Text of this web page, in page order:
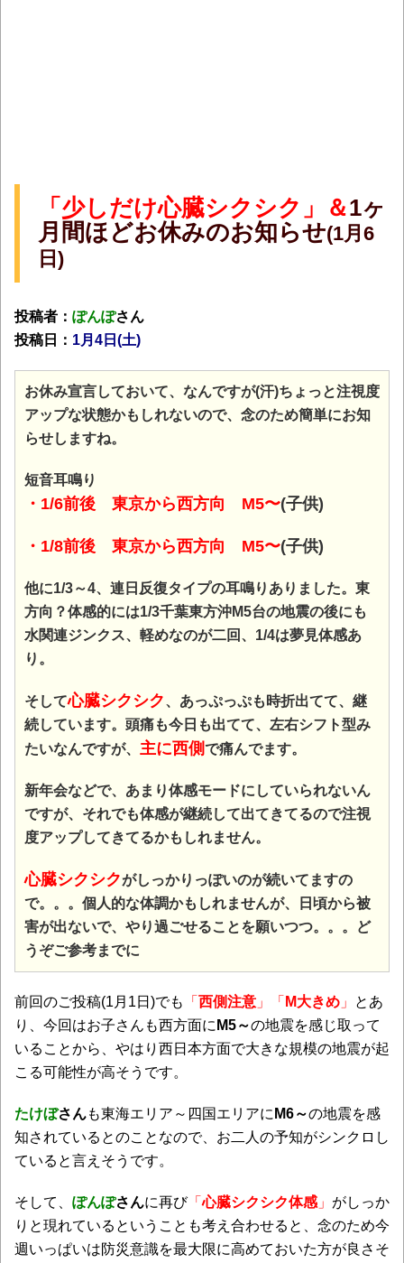
「少しだけ心臓シクシク」＆1ヶ
月間ほどお休みのお知らせ(1月6
日)
投稿者： ぽんぽさん
投稿日： 1月4日(土)
お休み宣言しておいて、なんですが(汗)ちょっと注視度
アップな状態かもしれないので、念のため簡単にお知
らせしますね。
短音耳鳴り
・1/6前後 東京から西方向 M5〜(子供)
・1/8前後 東京から西方向 M5〜(子供)
他に1/3～4、連日反復タイプの耳鳴りありました。東
方向？体感的には1/3千葉東方沖M5台の地震の後にも
水関連ジンクス、軽めなのが二回、1/4は夢見体感あ
り。
そして心臓シクシク、あっぷっぷも時折出てて、継
続しています。頭痛も今日も出てて、左右シフト型み
たいなんですが、 主に西側で痛んでます。
新年会などで、あまり体感モードにしていられないん
ですが、それでも体感が継続して出てきてるので注視
度アップしてきてるかもしれません。
心臓シクシクがしっかりっぽいのが続いてますの
で。。。個人的な体調かもしれませんが、日頃から被
害が出ないで、やり過ごせることを願いつつ。。。ど
うぞご参考までに
前回のご投稿(1月1日)でも 「 西側注意 」「 M大きめ 」
とあ
り、今回はお子さんも西方面に M5～の地震を感じ取って
いることから、やはり西日本方面で大きな規模の地震が起
こる可能性が高そうです。
たけぼさんも東海エリア～四国エリアに M6～の地震を感
知されているとのことなので、お二人の予知がシンクロし
ていると言えそうです。
そして、 ぽんぽさんに再び「心臓シクシク体感 」 がしっか
りと現れているということも考え合わせると、念のため今
週いっぱいは防災意識を最大限に高めておいた方が良さそ